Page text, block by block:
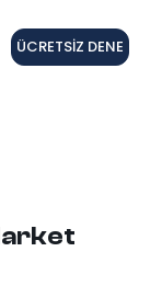
ÜCRETSIZ DENE